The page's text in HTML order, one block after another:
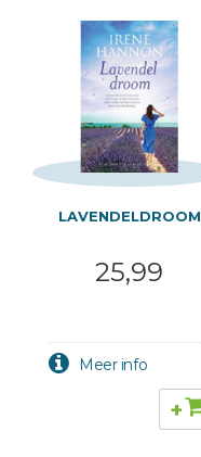
LAVENDELDROOM
25,99
+